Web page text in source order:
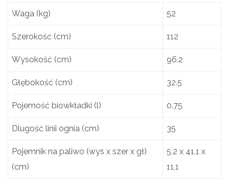
Waga (kg)
52
Szerokość (cm) 112
Wysokość (cm) 96.2
Głębokość (cm) 32.5
Pojemość biowkładki (l) 0.75
Dlugość linii ognia (cm) 35
Pojemnik na paliwo (wys x szer x gł)
(cm)
5,2 x 41,1 x
11,1